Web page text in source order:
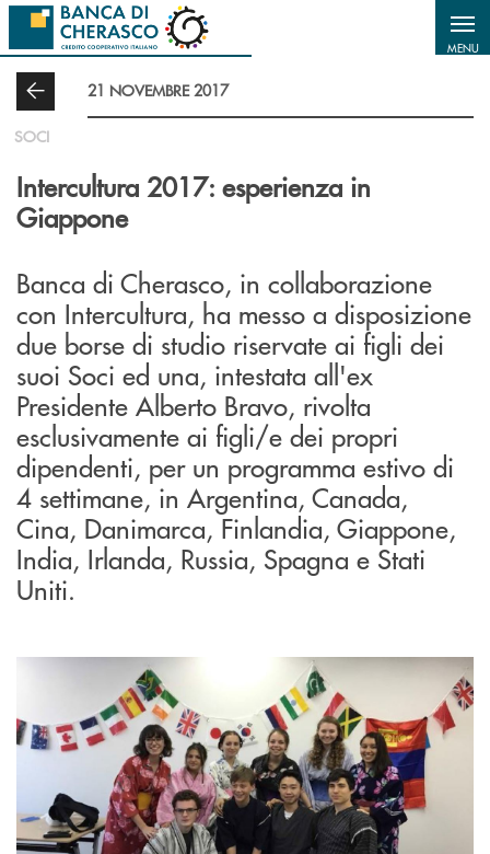
Salta al contenuto principale
MENU
21 NOVEMBRE 2017
SOCI
Intercultura 2017: esperienza in
Giappone
Banca di Cherasco, in collaborazione
con Intercultura, ha messo a disposizione
due borse di studio riservate ai figli dei
suoi Soci ed una, intestata all'ex
Presidente Alberto Bravo, rivolta
esclusivamente ai figli/e dei propri
dipendenti, per un programma estivo di
4 settimane, in Argentina, Canada,
Cina, Danimarca, Finlandia, Giappone,
India, Irlanda, Russia, Spagna e Stati
Uniti.